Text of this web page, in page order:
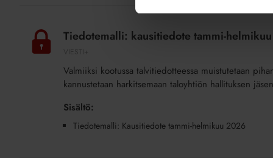
kausitiedote
tammi-
helmikuu
(lisäpalvelu)
Tiedotemalli: kausitiedote tammi-
Valmiiksi kootussa talvitiedotteessa muistutetaan
kannustetaan harkitsemaan taloyhtiön hallituksen
Sisältö:
Tiedotemalli: Kausitiedote tammi-helmikuu 2026